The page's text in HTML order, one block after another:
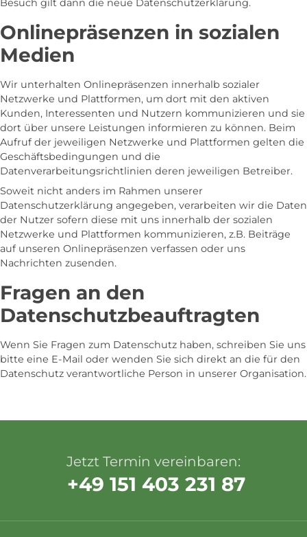
Besuch gilt dann die neue Datenschutzerklärung.
Onlinepräsenzen in sozialen
Medien
Wir unterhalten Onlinepräsenzen innerhalb sozialer
Netzwerke und Plattformen, um dort mit den aktiven
Kunden, Interessenten und Nutzern kommunizieren und sie
dort über unsere Leistungen informieren zu können. Beim
Aufruf der jeweiligen Netzwerke und Plattformen gelten die
Geschäftsbedingungen und die
Datenverarbeitungsrichtlinien deren jeweiligen Betreiber.
Soweit nicht anders im Rahmen unserer
Datenschutzerklärung angegeben, verarbeiten wir die Daten
der Nutzer sofern diese mit uns innerhalb der sozialen
Netzwerke und Plattformen kommunizieren, z.B. Beiträge
auf unseren Onlinepräsenzen verfassen oder uns
Nachrichten zusenden.
Fragen an den
Datenschutzbeauftragten
Wenn Sie Fragen zum Datenschutz haben, schreiben Sie uns
bitte eine E-Mail oder wenden Sie sich direkt an die für den
Datenschutz verantwortliche Person in unserer Organisation.
Jetzt Termin vereinbaren:
+49 151 403 231 87